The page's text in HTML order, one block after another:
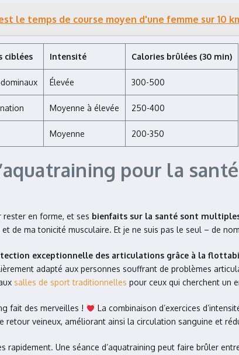
le temps de course moyen d'une femme sur 10
ciblées Intensité Calories brûlées (30 min)
Élevée 300-500
Moyenne à élevée 250-400
Moyenne 200-350
pour la
rester en forme, et ses bienfaits sur la santé sont
de ma tonicité musculaire. Et je ne suis pas le seul – de
exceptionnelle des articulations grâce à la
adapté aux personnes souffrant de problèmes
salles de sport traditionnelles pour ceux qui cherchent un
fait des merveilles ! La combinaison d’exercices
retour veineux, améliorant ainsi la circulation sanguine et
rapidement. Une séance d’aquatraining peut faire brûler